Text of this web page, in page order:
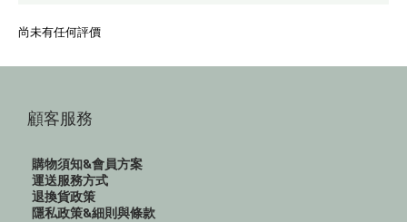
尚未有任何評價
顧客服務
購物須知&會員方案
運送服務方式
退換貨政策
隱私政策&細則與條款